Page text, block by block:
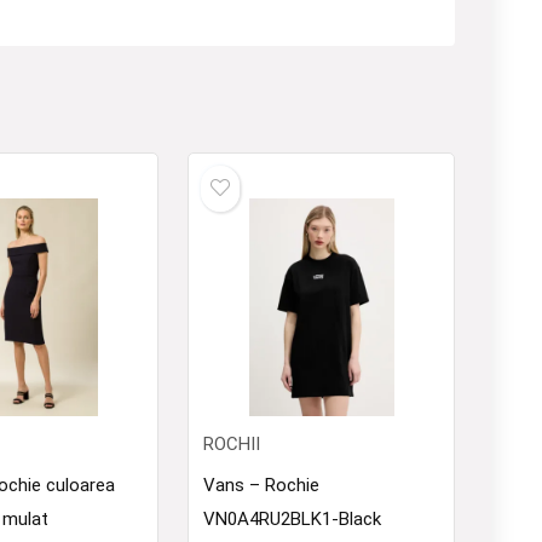
culoarea
mulat
ROCHII
Vans – Rochie
VN0A4RU2BLK1-Black